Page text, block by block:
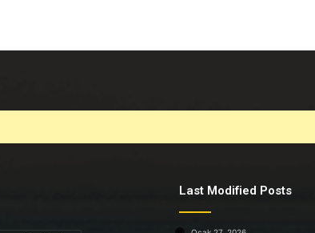
Last Modified Posts